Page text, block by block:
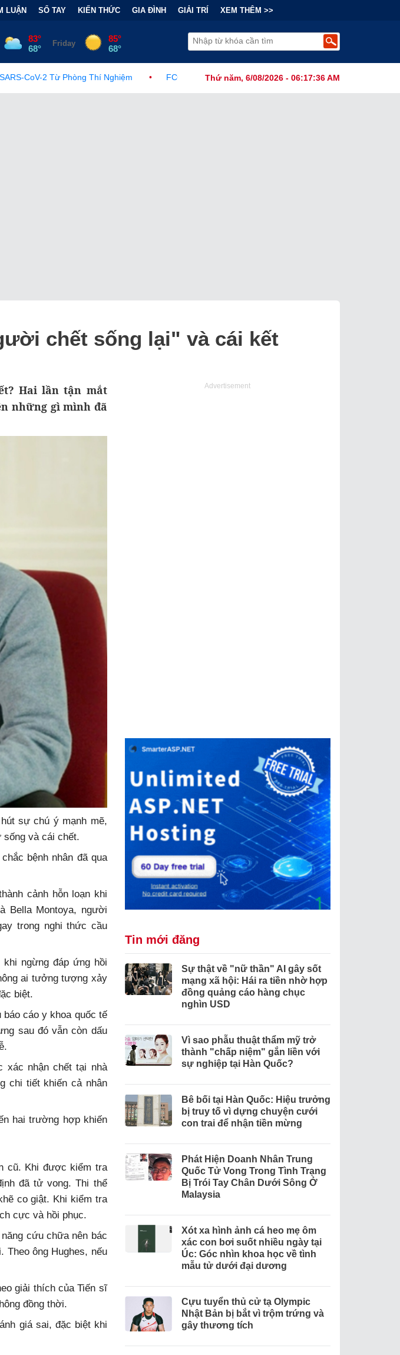
LUẬN SỔ TAY KIẾN THỨC GIA ĐÌNH GIẢI TRÍ XEM THÊM >>
Thứ năm, 6/08/2026 - 06:17:38 AM
Nghiệm • FCC Chính Thức Ban Hành Lệnh Cấm Robot Hút Bụi Thông Minh Sản Xuất Tại Nước
chết sống lại" và cái kết
Hai lần tận mắt
những gì mình đã
sự chú ý mạnh mẽ,
và cái chết.
bệnh nhân đã qua
cảnh hỗn loạn khi
Bella Montoya, người
trong nghi thức cầu
ngừng đáp ứng hồi
ai tưởng tượng xảy
biệt.
báo cáo y khoa quốc tế
sau đó vẫn còn dấu
xác nhận chết tại nhà
chi tiết khiến cả nhân
hai trường hợp khiến
cũ. Khi được kiểm tra
đã tử vong. Thi thể
co giật. Khi kiểm tra
cực và hồi phục.
cứu chữa nên bác
ông Hughes, nếu
giải thích của Tiến sĩ
đồng thời.
giá sai, đặc biệt khi
Advertisement
Tin mới đăng
Sự thật về "nữ thần" AI gây sốt
mạng xã hội: Hái ra tiền nhờ hợp
đồng quảng cáo hàng chục
nghìn USD
Vì sao phẫu thuật thẩm mỹ trở
thành "chấp niệm" gắn liền với
sự nghiệp tại Hàn Quốc?
Bê bối tại Hàn Quốc: Hiệu trưởng
bị truy tố vì dựng chuyện cưới
con trai để nhận tiền mừng
Phát Hiện Doanh Nhân Trung
Quốc Tử Vong Trong Tình Trạng
Bị Trói Tay Chân Dưới Sông Ở
Malaysia
Xót xa hình ảnh cá heo mẹ ôm
xác con bơi suốt nhiều ngày tại
Úc: Góc nhìn khoa học về tình
mẫu tử dưới đại dương
Cựu tuyển thủ cử tạ Olympic
Nhật Bản bị bắt vì trộm trứng và
gây thương tích